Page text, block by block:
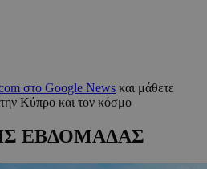
στο Google News και μάθετε
την Κύπρο και τον κόσμο
ΕΒΔΟΜΑΔΑΣ